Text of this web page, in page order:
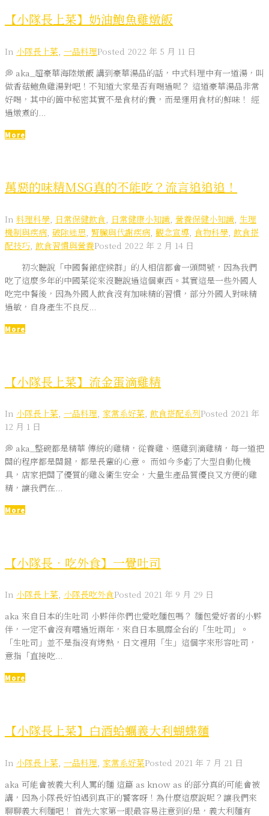
【小隊長上菜】奶油鮑魚雞燉飯
In 小隊長上菜 一品料理Posted 2022 年 5 月 11 日
💭 aka_超豪華海陸燉飯 講到豪華湯品的話，中式料理中有一道湯，叫
做香菇鮑魚雞湯對吧！不知道大家是否有喝過呢？ 這道豪華湯品非常
好喝，其中的箇中秘密其實不是食材的貴，而是運用食材的鮮味！ 經
過燉煮的...
More
萬惡的味精MSG真的不能吃？流言追追追！
In 料理科學 日常保健飲食 日常健康小知識 營養保健小知識 生理
機制與疾病 破除迷思 腎臟與代謝疾病 觀念宣導 食物科學 飲食搭
配技巧 飲食習慣與營養Posted 2022 年 2 月 14 日
初次聽說「中國餐館症候群」的人相信都會一頭問號，因為我們
吃了這麼多年的中國菜從來沒聽說過這個東西。其實這是一些外國人
吃完中餐後，因為外國人飲食沒有加味精的習慣，部分外國人對味精
過敏，自身產生不良反...
More
【小隊長上菜】流金蛋滴雞精
In 小隊長上菜, 一品料理, 家常系好菜, 飲食搭配系列Posted 2021 年
12 月 1 日
💭 aka_整碗都是精華 傳統的雞精，從養雞、選雞到滴雞精，每一道把
關的程序都是關鍵，都是長輩的心意。 而如今多虧了大型自動化機
具，店家把關了優質的雞＆衛生安全，大量生產品質優良又方便的雞
精，讓我們在...
More
【小隊長．吃外食】一覺吐司
In 小隊長上菜, 小隊長吃外食Posted 2021 年 9 月 29 日
aka 來自日本的生吐司 小夥伴你們也愛吃麵包嗎？ 麵包愛好者的小夥
伴，一定不會沒有嚐過近兩年，來自日本風靡全台的「生吐司」。
「生吐司」並不是指沒有烤熟，日文裡用「生」這個字來形容吐司，
意指「直接吃...
More
【小隊長上菜】白酒蛤蠣義大利蝴蝶麵
In 小隊長上菜 一品料理 家常系好菜Posted 2021 年 7 月 21 日
aka 可能會被義大利人罵的麵 這篇 as know as 的部分真的可能會被
講，因為小隊長好怕遇到真正的饕客呀！為什麼這麼說呢？讓我們來
聊聊義大利麵吧！ 首先大家第一眼最容易注意到的是，義大利麵有